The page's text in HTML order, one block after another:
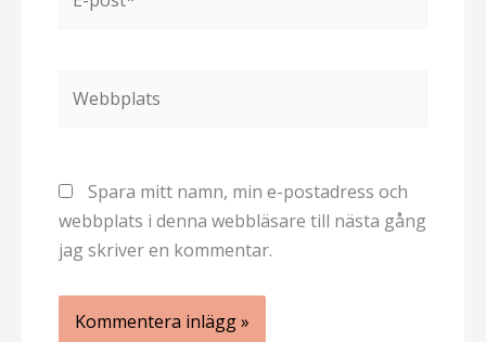
post*
Spara mitt namn, min e-postadress och
webbplats i denna webbläsare till nästa gång
jag skriver en kommentar.